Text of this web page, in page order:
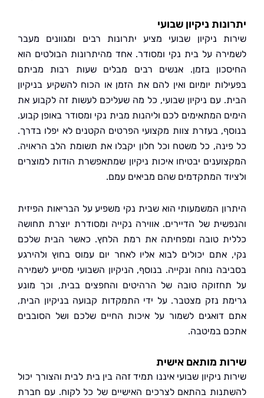
ניקיון שבועי
ניקיון שבועי מציע יתרונות רבים ומגוונים מעבר
על בית נקי ומסודר. אחד מהיתרונות הבולטים הוא
בזמן. אנשים רבים מבלים שעות רבות מביתם
יומיום ואין להם את הזמן או הכוח להשקיע בניקיון
עם ניקיון שבועי, כל מה שעליכם לעשות זה לקבוע את
המתאימים לכם וליהנות מבית נקי ומסודר באופן קבוע.
בעזרת צוות מקצועי הפרטים הקטנים לא יפלו בדרך.
כל משטח וכל חלון יקבלו את תשומת הלב הראויה.
יבטיחו איכות ניקיון שמתאפשרת הודות למוצרים
המתקדמים שהם מביאים עמם.
המשמעותי הוא שבית נקי משפיע על הבריאות הפיזית
של הדיירים. אווירה נקייה ומסודרת יוצרת תחושה
טובה ומפחיתה את רמת הלחץ. כאשר הבית שלכם
אתם יכולים לבוא אליו לאחר יום עמוס בחוץ ולהירגע
נוחה ונקייה. בנוסף, הניקיון השבועי מסייע לשמירה
טובה של הרהיטים והחפצים בבית, וכך מונע
נזק מצטבר. על ידי התמקדות קבועה בניקיון הבית,
לשמור על איכות החיים שלכם ושל הסובבים
במיטבה.
מותאם אישית
ניקיון שבועי איננו תמיד זהה בין בית לבית והצורך יכול
בהתאם לצרכים האישיים של כל לקוח. עם חברת